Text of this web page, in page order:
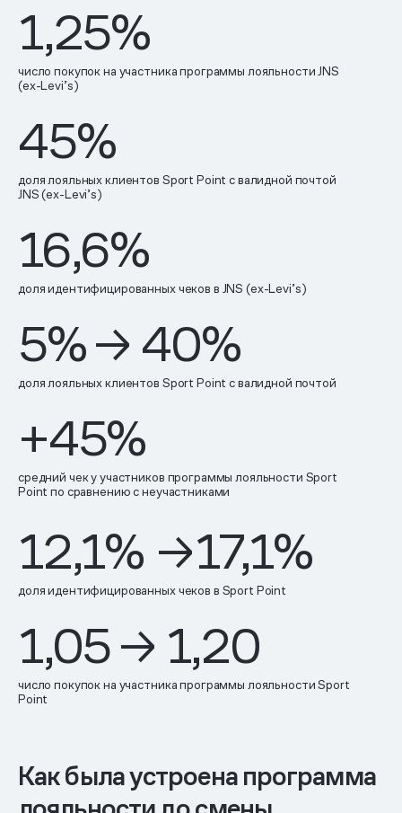
1,25%
число покупок на участника программы лояльности JNS
(ex-Levi’s)
45%
доля лояльных клиентов Sport Point с валидной почтой
JNS (ex-Levi’s)
16,6%
доля идентифицированных чеков в JNS (ex-Levi’s)
5%→ 40%
доля лояльных клиентов Sport Point с валидной почтой
+45%
средний чек у участников программы лояльности Sport
Point по сравнению с неучастниками
12,1% →17,1%
доля идентифицированных чеков в Sport Point
1,05 → 1,20
число покупок на участника программы лояльности Sport
Point
Как была устроена программа